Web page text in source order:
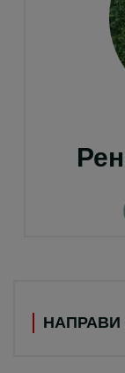
НАПРАВИ